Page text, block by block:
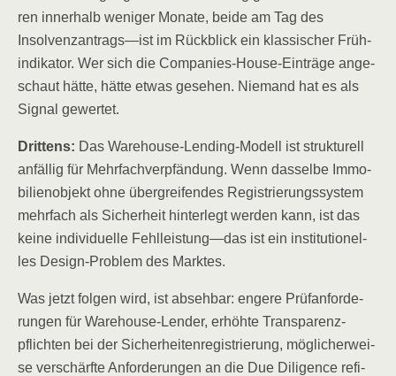
ren inner­halb weni­ger Mona­te, bei­de am Tag des
Insolvenzantrags—ist im Rück­blick ein klas­si­scher Früh­
in­di­ka­tor. Wer sich die Com­pa­nies-House-Ein­trä­ge ange­
schaut hät­te, hät­te etwas gese­hen. Nie­mand hat es als
Signal gewertet.
Drit­tens: Das Warehouse-Len­ding-Modell ist struk­tu­rell
anfäl­lig für Mehr­fach­ver­pfän­dung. Wenn das­sel­be Immo­
bi­li­en­ob­jekt ohne über­grei­fen­des Regis­trie­rungs­sys­tem
mehr­fach als Sicher­heit hin­ter­legt wer­den kann, ist das
kei­ne indi­vi­du­el­le Fehlleistung—das ist ein insti­tu­tio­nel­
les Design-Pro­blem des Marktes.
Was jetzt fol­gen wird, ist abseh­bar: enge­re Prüf­an­for­de­
run­gen für Warehouse-Len­der, erhöh­te Trans­pa­renz­
pflich­ten bei der Sicher­hei­ten­re­gis­trie­rung, mög­li­cher­wei­
se ver­schärf­te Anfor­de­run­gen an die Due Dili­gence refi­